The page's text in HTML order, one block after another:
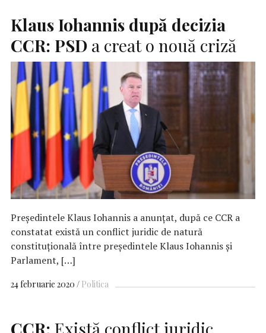
Klaus Iohannis după decizia
CCR: PSD a creat o nouă criză
Preşedintele Klaus Iohannis a anunţat, după ce CCR a
constatat există un conflict juridic de natură
constituţională între preşedintele Klaus Iohannis şi
Parlament, […]
24 februarie 2020 Politica
CCR: Există conflict juridic